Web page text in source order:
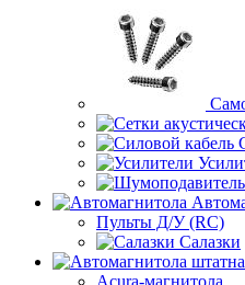
Пульты Д/У (RC)
Салазки
Acura-магнитола